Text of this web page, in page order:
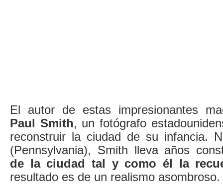
El autor de estas impresionantes
Paul Smith, un fotógrafo
reconstruir la ciudad de su infancia.
(Pennsylvania), Smith lleva años
de la ciudad tal y como él la
resultado es de un realismo asombroso.